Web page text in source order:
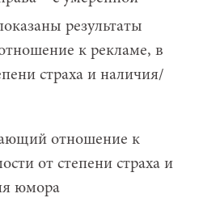
результаты
к рекламе, в
страха и наличия/